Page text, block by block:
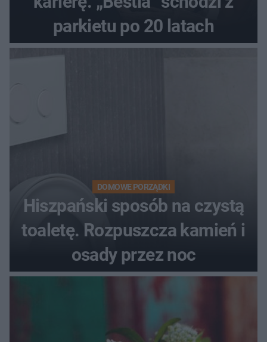
parkietu po 20 latach
DOMOWE PORZĄDKI
Hiszpański sposób na czystą
toaletę. Rozpuszcza kamień i
osady przez noc